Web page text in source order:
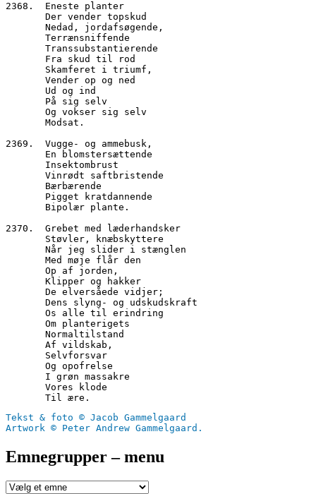
2368.  Eneste planter
       Der vender topskud
       Nedad, jordafsøgende,
       Terrænsniffende
       Transsubstantierende
       Fra skud til rod
       Skamferet i triumf,
       Vender op og ned
       Ud og ind
       På sig selv
       Og vokser sig selv
       Modsat.
2369.  Vugge- og ammebusk,
       En blomstersættende
       Insektombrust
       Vinrødt saftbristende
       Bærbærende
       Pigget kratdannende
       Bipolær plante.
2370.  Grebet med læderhandsker
       Støvler, knæbskyttere
       Når jeg slider i stænglen
       Med møje flår den
       Op af jorden,
       Klipper og hakker
       De elversåede vidjer;
       Dens slyng- og udskudskraft
       Os alle til erindring
       Om planterigets
       Normaltilstand
       Af vildskab,
       Selvforsvar
       Og opofrelse
       I grøn massakre
       Vores klode
       Til ære.
Tekst & foto © Jacob Gammelgaard
Artwork © Peter Andrew Gammelgaard.
Emnegrupper – menu